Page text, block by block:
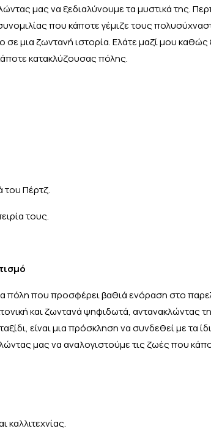
μας να ξεδιαλύνουμε τα μυστικά της.
που κάποτε γέμιζε τους
σε μια ζωντανή ιστορία. Ελάτε μαζί μου καθώς
κατακλύζουσας πόλης.
του Πέρτζ.
τους.
πόλη που προσφέρει βαθιά ενόραση στο
και ζωντανά ψηφιδωτά, αντανακλώντας
είναι μια πρόσκληση να συνδεθεί με τα
μας να αναλογιστούμε τις ζωές που
καλλιτεχνίας.